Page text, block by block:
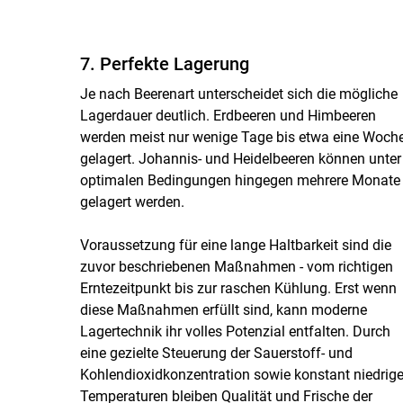
7. Perfekte Lagerung
Je nach Beerenart unterscheidet sich die mögliche
Lagerdauer deutlich. Erdbeeren und Himbeeren
werden meist nur wenige Tage bis etwa eine
gelagert. Johannis- und Heidelbeeren können unter
optimalen Bedingungen hingegen mehrere Monate
gelagert werden.
Voraussetzung für eine lange Haltbarkeit sind die
zuvor beschriebenen Maßnahmen - vom richtigen
Erntezeitpunkt bis zur raschen Kühlung. Erst wenn
diese Maßnahmen erfüllt sind, kann moderne
Lagertechnik ihr volles Potenzial entfalten. Durch
eine gezielte Steuerung der Sauerstoff- und
Kohlendioxidkonzentration sowie konstant niedrige
Temperaturen bleiben Qualität und Frische der